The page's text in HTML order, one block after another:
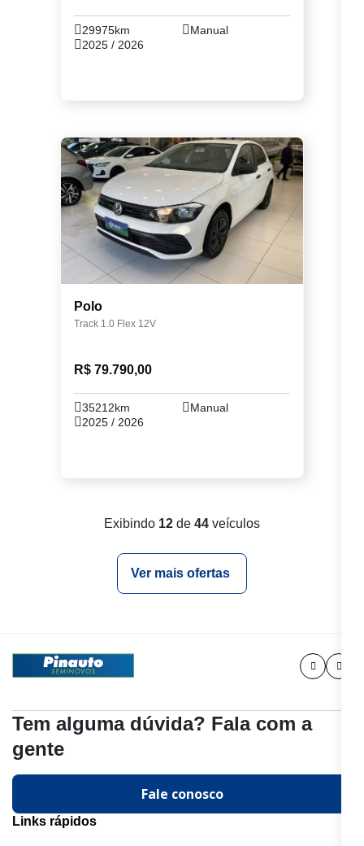
29975km
Manual
2025 / 2026
Polo
Track 1.0 Flex 12V
R$ 79.790,00
35212km
Manual
2025 / 2026
Exibindo 12 de 44 veículos
Ver mais ofertas
Tem alguma dúvida? Fala com a
gente
Fale conosco
Links rápidos